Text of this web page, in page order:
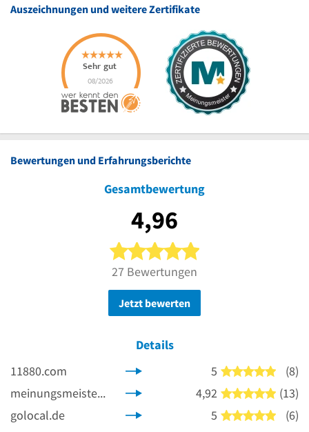
Auszeichnungen und weitere Zertifikate
Bewertungen und Erfahrungsberichte
Gesamtbewertung
4,96
5 von 5 Sternen
27 Bewertungen
Jetzt bewerten
Details
11880.com
5 5 von
(8)
meinungsmeister.de
4,92 5 von
(13)
golocal.de
5 5 von
(6)